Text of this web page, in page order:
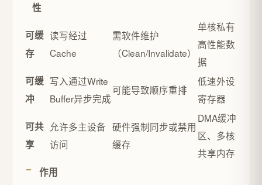
性
可缓
存
读写经过
Cache
需软件维护
（Clean/Invalidate）
单核私有
高性能数
据
可缓
冲
写入通过Write
Buffer异步完成
可能导致顺序重排
低速外设
寄存器
可共
享
允许多主设备
访问
硬件强制同步或禁用
缓存
DMA缓冲
区、多核
共享内存
作用